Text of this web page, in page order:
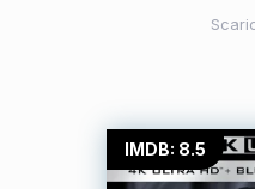
IMDB: 8.5